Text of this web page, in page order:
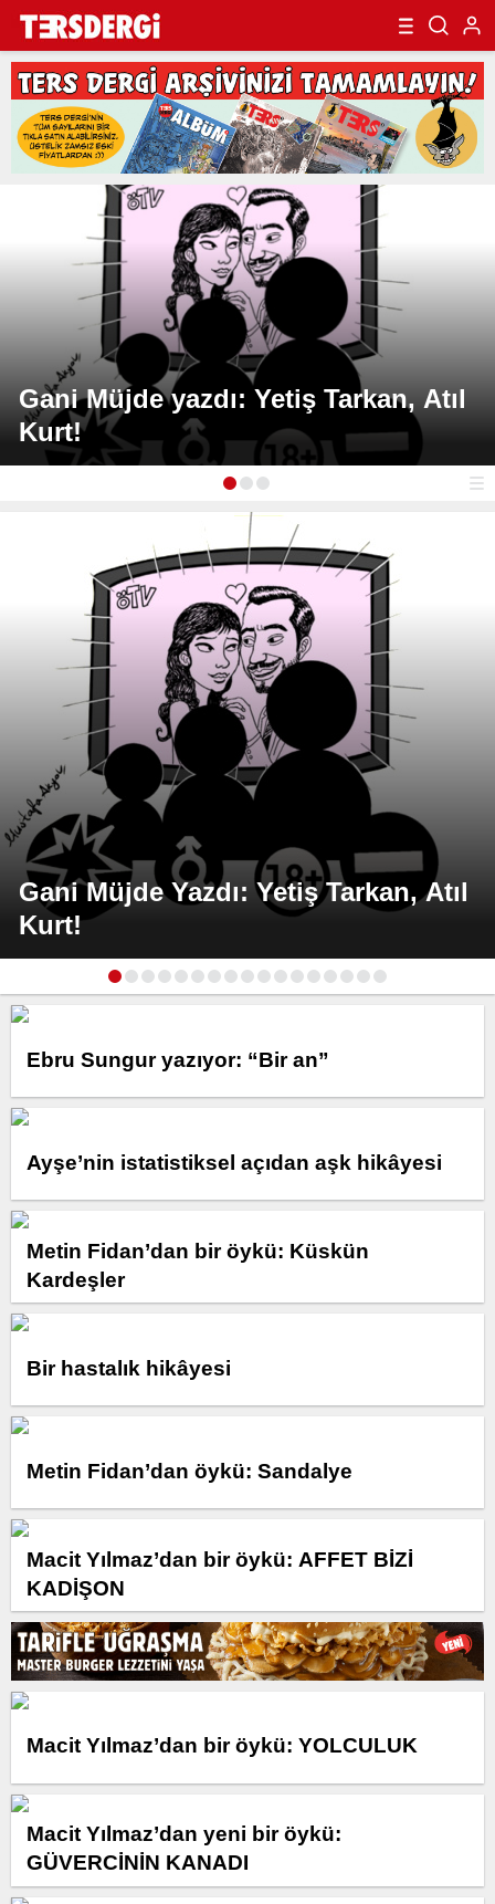
Gani Müjde yazdı: Yetiş Tarkan, Atıl
Kurt!
Gani Müjde Yazdı: Yetiş Tarkan, Atıl
Kurt!
Ebru Sungur yazıyor: “Bir an”
Ayşe’nin istatistiksel açıdan aşk hikâyesi
Metin Fidan’dan bir öykü: Küskün
Kardeşler
Bir hastalık hikâyesi
Metin Fidan’dan öykü: Sandalye
Macit Yılmaz’dan bir öykü: AFFET BİZİ
KADİŞON
Macit Yılmaz’dan bir öykü: YOLCULUK
Macit Yılmaz’dan yeni bir öykü:
GÜVERCİNİN KANADI